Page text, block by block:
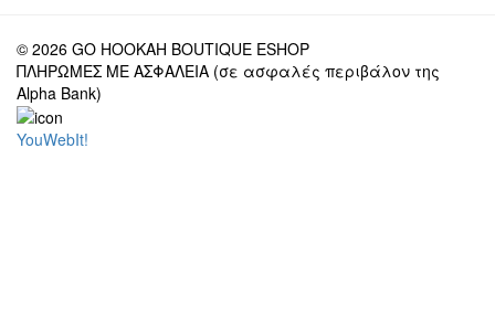
© 2026 GO HOOKAH BOUTIQUE ESHOP
ΠΛΗΡΩΜΕΣ ΜΕ ΑΣΦΑΛΕΙΑ (σε ασφαλές περιβάλον της
Alpha Bank)
YouWebIt!